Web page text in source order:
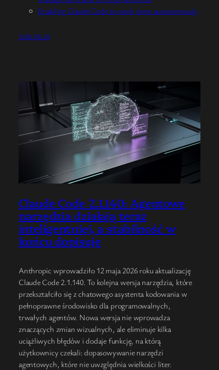
Enabling Claude Code to work more autonomously
2026-06-28
Claude Code 2.1.140: Agentowe
narzędzia działają teraz
inteligentniej, a stabilność w
końcu dopisuje
Anthropic wprowadziło 12 maja 2026 roku aktualizację
Claude Code 2.1.140. To kolejna wersja narzędzia, które
przekształciło się z chatowego asystenta kodowania w
pełnoprawne środowisko dla programowalnych,
trwałych agentów. Nowa wersja nie wprowadza
znaczących zmian wizualnych, ale eliminuje kilka
uciążliwych błędów i dodaje funkcję, na którą
użytkownicy czekali: dopasowywanie narzędzi
agentowych, które nie uwzględnia wielkości liter.